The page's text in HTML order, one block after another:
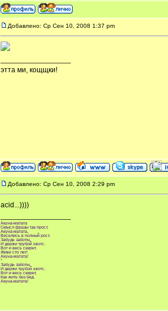
Добавлено: Ср Сен 10, 2008 1:37 pm
этта ми, кощщки!
Добавлено: Ср Сен 10, 2008 2:29 pm
acid...))))
Акуна-матата
Смысл фразы так прост.
Акуна-матата,
Веселись в полный рост.
Забудь заботы,
И держи трубой хвотс.
Вот и весь секрет.
Живи сто лет!
Акуна-матата!
*
Забудь заботы,
И держи трубой хвотс.
Вот и весь секрет,
Как жить без бед.
Акуна-матата!